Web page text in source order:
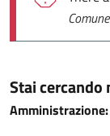
Stai cercando
Amministrazione: